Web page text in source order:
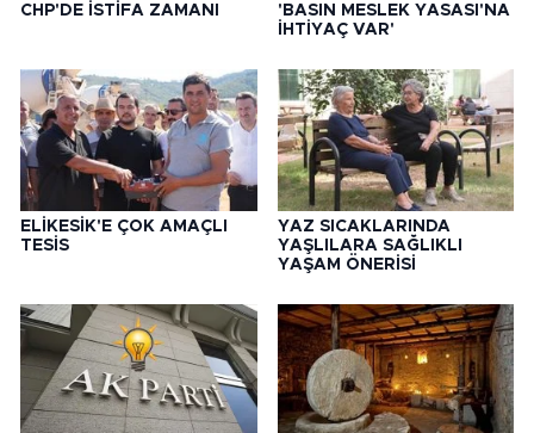
CHP'DE İSTİFA ZAMANI
'BASIN MESLEK YASASI'NA
İHTİYAÇ VAR'
ELİKESİK'E ÇOK AMAÇLI
TESİS
YAZ SICAKLARINDA
YAŞLILARA SAĞLIKLI
YAŞAM ÖNERİSİ